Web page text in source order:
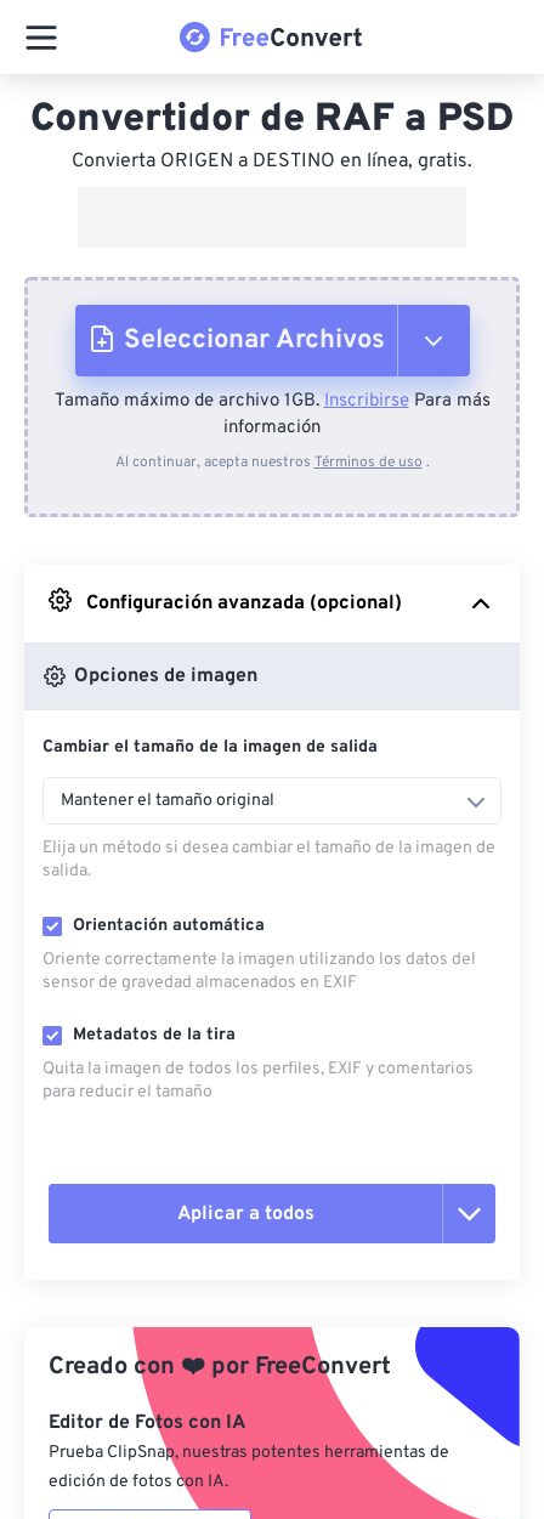
Convertidor de RAF a PSD
Convierta ORIGEN a DESTINO en línea, gratis.
Seleccionar Archivos
Desde el dispositivo
Desde Google Drive
Desde OneDrive
Desde URL
Tamaño máximo de archivo 1GB.InscribirsePara más
información
Al continuar, acepta nuestros Términos de uso .
Configuración avanzada (opcional)
Opciones de imagen
Cambiar el tamaño de la imagen de salida
Mantener el tamaño original
Elija un método si desea cambiar el tamaño de la imagen de
salida.
Orientación automática
Oriente correctamente la imagen utilizando los datos del
sensor de gravedad almacenados en EXIF
Metadatos de la tira
Quita la imagen de todos los perfiles, EXIF ​​y comentarios
para reducir el tamaño
Aplicar a todos
Aplicar desde el ajuste preestablecido
Guardar como preestablecido
Creado con ❤️ por FreeConvert
Editor de Fotos con IA
Prueba ClipSnap, nuestras potentes herramientas de
edición de fotos con IA.